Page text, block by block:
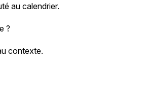
au calendrier.
?
contexte.